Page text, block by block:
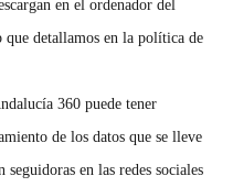
en el ordenador del
que detallamos en la política de
360 puede tener
de los datos que se lleve
seguidoras en las redes sociales